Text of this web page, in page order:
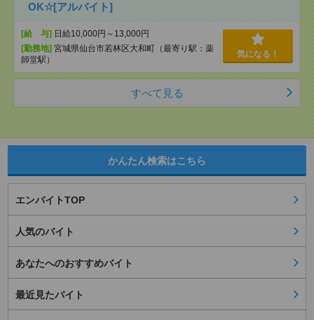
OK☆[アルバイト]
[給 与] 日給10,000円～13,000円
[勤務地] 宮城県仙台市若林区大和町（最寄り駅：薬
師堂駅）
気になる！
すべて見る
かんたん検索はこちら
エンバイトTOP
人気のバイト
あなたへのおすすめバイト
最近見たバイト